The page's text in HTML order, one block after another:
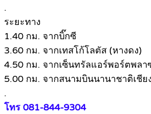
.
ระยะทาง
1.40 กม. จากบิ๊กซี
3.60 กม. จากเทสโก้โลตัส (หางดง)
4.50 กม. จากเซ็นทรัลแอร์พอร์ตพลา
5.00 กม. จากสนามบินนานาชาติเชีย
.
โทร 081-844-9304